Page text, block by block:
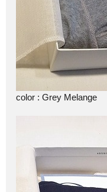
color : Grey Melange